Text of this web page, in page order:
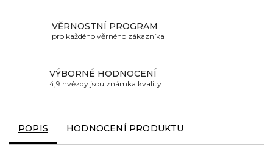
VĚRNOSTNÍ PROGRAM
pro každého věrného zákazníka
VÝBORNÉ HODNOCENÍ
4,9 hvězdy jsou známka kvality
POPIS HODNOCENÍ PRODUKTU